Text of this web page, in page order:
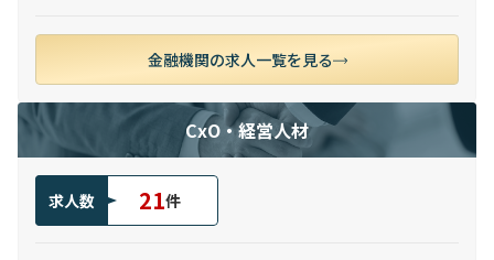
金融機関の求人一覧を見る
CxO・経営人材
求人数 21件